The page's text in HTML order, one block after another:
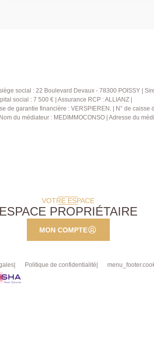
social : 22 Boulevard Devaux - 78300 POISSY |
social : 7 500 € | Assurance RCP : ALLIANZ |
garantie financière : VERSPIEREN. | N° de caisse
du médiateur : MEDIMMOCONSO | Adresse du
VOTRE ESPACE
ESPACE PROPRIÉTAIRE
MON COMPTE
Politique de confidentialité